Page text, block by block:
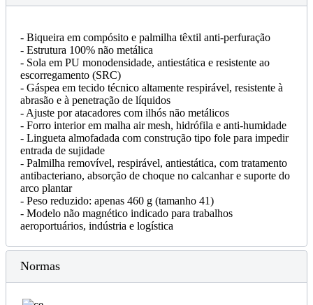
- Biqueira em compósito e palmilha têxtil anti-perfuração
- Estrutura 100% não metálica
- Sola em PU monodensidade, antiestática e resistente ao
escorregamento (SRC)
- Gáspea em tecido técnico altamente respirável, resistente à
abrasão e à penetração de líquidos
- Ajuste por atacadores com ilhós não metálicos
- Forro interior em malha air mesh, hidrófila e anti-humidade
- Lingueta almofadada com construção tipo fole para impedir
entrada de sujidade
- Palmilha removível, respirável, antiestática, com tratamento
antibacteriano, absorção de choque no calcanhar e suporte do
arco plantar
- Peso reduzido: apenas 460 g (tamanho 41)
- Modelo não magnético indicado para trabalhos
aeroportuários, indústria e logística
Normas